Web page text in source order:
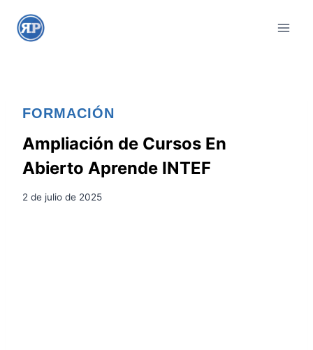
FORMACIÓN
Ampliación de Cursos En
Abierto Aprende INTEF
2 de julio de 2025